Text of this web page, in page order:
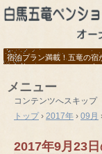
宿泊プラン満載！五竜の宿
メニュー
コンテンツへスキップ
トップ › 2017年 › 09月
2017年9月23日